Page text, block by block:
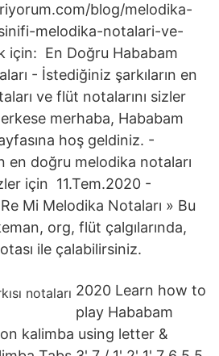
blog/melodika-
melodika-notalari-ve-
için: En Doğru Hababam
- İstediğiniz şarkıların en
ve flüt notalarını sizler
merhaba, Hababam
hoş geldiniz. -
en doğru melodika notaları
için 11.Tem.2020 -
Re Mi Melodika Notaları » Bu
org, flüt çalgılarında,
ile çalabilirsiniz.
2020 Learn how to
play Hababam
on kalimba using letter &